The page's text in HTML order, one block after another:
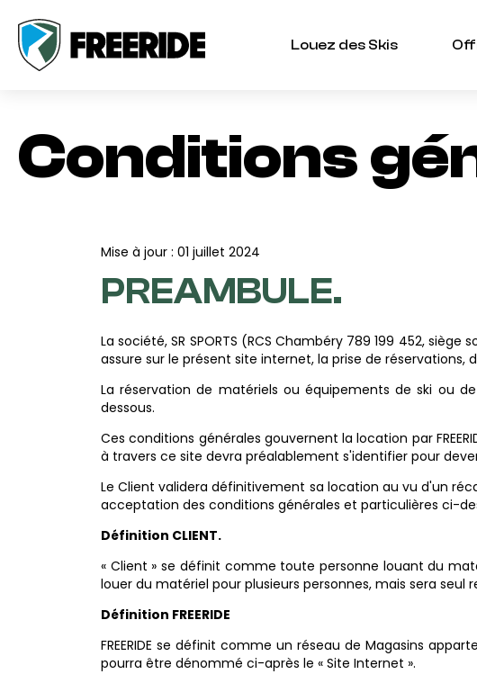
Louez des Skis
Conditions
Mise à jour : 01 juillet 2024
PREAMBULE.
La société, SR SPORTS (RCS Chambéry 789 199 452,
assure sur le présent site internet, la prise de
La réservation de matériels ou équipements de ski ou
dessous.
Ces conditions générales gouvernent la location par
à travers ce site devra préalablement s'identifier pour
Le Client validera définitivement sa location au vu d'un
acceptation des conditions générales et particulières ci-
Définition CLIENT.
« Client » se définit comme toute personne louant du
louer du matériel pour plusieurs personnes, mais sera seul
Définition FREERIDE
FREERIDE se définit comme un réseau de Magasins
pourra être dénommé ci-après le « Site Internet ».